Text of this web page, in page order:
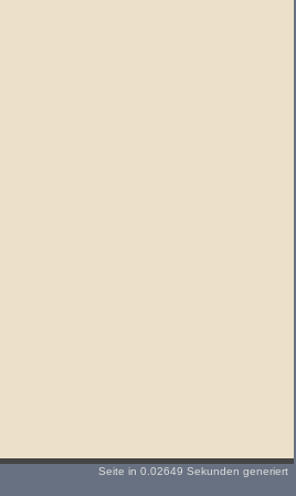
Seite in 0.02649 Sekunden generiert